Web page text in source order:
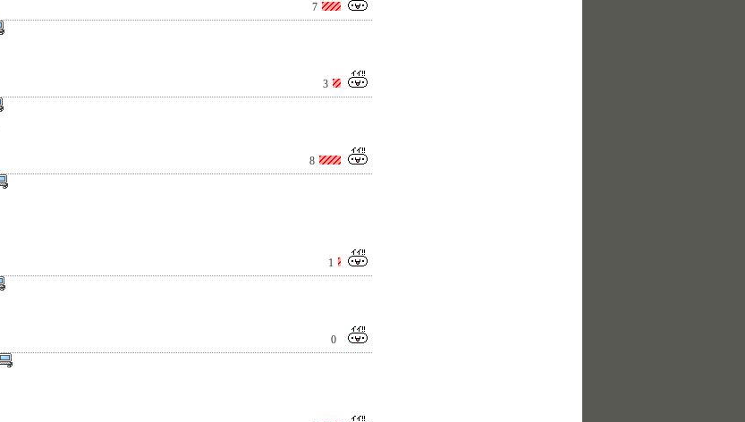
7
3
8
1
0